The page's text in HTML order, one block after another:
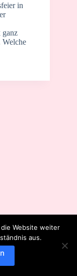
in
ganz
Welche
Website weiter
aus.